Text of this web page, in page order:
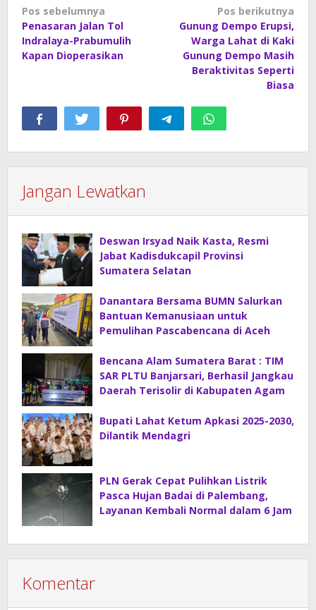
Navigasi
pos
Pos sebelumnya
Penasaran Jalan Tol
Indralaya-Prabumulih
Kapan Dioperasikan
Pos berikutnya
Gunung Dempo Erupsi,
Warga Lahat di Kaki
Gunung Dempo Masih
Beraktivitas Seperti
Biasa
Jangan Lewatkan
Deswan Irsyad Naik Kasta, Resmi
Jabat Kadisdukcapil Provinsi
Sumatera Selatan
Danantara Bersama BUMN Salurkan
Bantuan Kemanusiaan untuk
Pemulihan Pascabencana di Aceh
Bencana Alam Sumatera Barat : TIM
SAR PLTU Banjarsari, Berhasil Jangkau
Daerah Terisolir di Kabupaten Agam
Bupati Lahat Ketum Apkasi 2025-2030,
Dilantik Mendagri
PLN Gerak Cepat Pulihkan Listrik
Pasca Hujan Badai di Palembang,
Layanan Kembali Normal dalam 6 Jam
Komentar